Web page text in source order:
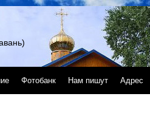
Фотобанк Нам пишут Адрес